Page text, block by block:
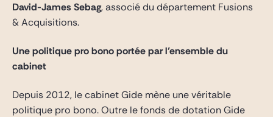
David-James Sebag, associé du département Fusions
& Acquisitions.
Une politique pro bono portée par l’ensemble du
cabinet
Depuis 2012, le cabinet Gide mène une véritable
politique pro bono. Outre le fonds de dotation Gide